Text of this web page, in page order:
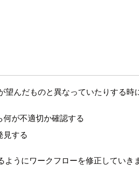
んだものと異なっていたりする
が不適切か確認する
見する
うにワークフローを修正していきま